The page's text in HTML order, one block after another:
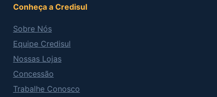
Conheça a Credisul
Sobre Nós
Equipe Credisul
Nossas Lojas
Concessão
Trabalhe Conosco